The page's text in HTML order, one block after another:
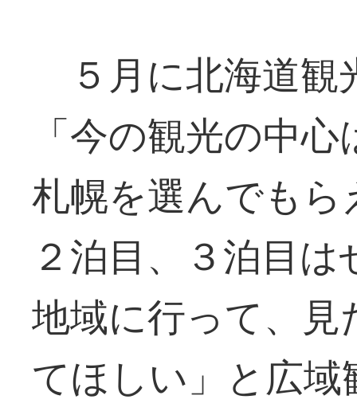
５月に北海道観
「今の観光の中
札幌を選んでも
２泊目、３泊目
地域に行って、
てほしい」と広